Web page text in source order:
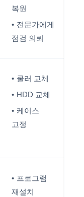
복원
전문가에게
점검 의뢰
쿨러 교체
HDD 교체
케이스
고정
프로그램
재설치